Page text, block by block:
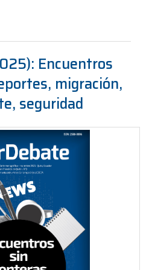
Encuentros
migración,
seguridad